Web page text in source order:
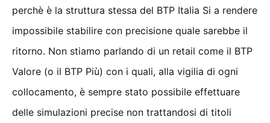
perchè è la struttura stessa del BTP Italia Si a rendere
impossibile stabilire con precisione quale sarebbe il
ritorno. Non stiamo parlando di un retail come il BTP
Valore (o il BTP Più) con i quali, alla vigilia di ogni
collocamento, è sempre stato possibile effettuare
delle simulazioni precise non trattandosi di titoli